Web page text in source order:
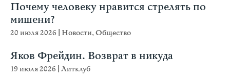
Почему человеку нравится стрелять по
мишени?
20 июля 2026 Новости,Общество
Яков Фрейдин. Возврат в никуда
19 июля 2026 Литклуб